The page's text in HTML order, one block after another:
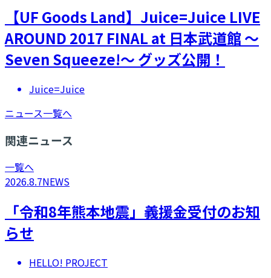
【UF Goods Land】Juice=Juice LIVE
AROUND 2017 FINAL at 日本武道館 ～
Seven Squeeze!～ グッズ公開！
Juice=Juice
ニュース一覧へ
関連ニュース
一覧へ
2026.8.7NEWS
「令和8年熊本地震」義援金受付のお知
らせ
HELLO! PROJECT